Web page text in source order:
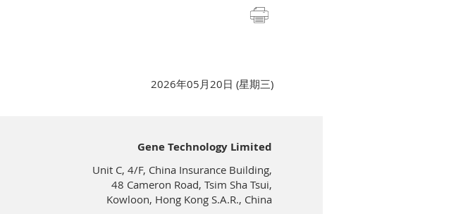
2026年05月20日 (星期三)
Gene Technology Limited
Unit C, 4/F, China Insurance Building,
48 Cameron Road, Tsim Sha Tsui,
Kowloon, Hong Kong S.A.R., China